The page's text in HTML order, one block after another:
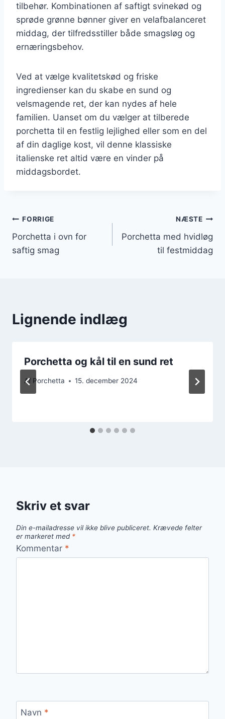
tilbehør. Kombinationen af saftigt svinekød og
sprøde grønne bønner giver en velafbalanceret
middag, der tilfredsstiller både smagsløg og
ernæringsbehov.
Ved at vælge kvalitetskød og friske
ingredienser kan du skabe en sund og
velsmagende ret, der kan nydes af hele
familien. Uanset om du vælger at tilberede
porchetta til en festlig lejlighed eller som en del
af din daglige kost, vil denne klassiske
italienske ret altid være en vinder på
middagsbordet.
Indlægsnavigation
FORRIGE
Porchetta i ovn for
saftig smag
NÆSTE
Porchetta med hvidløg
til festmiddag
Lignende indlæg
Porchetta og kål til en sund ret
Af Porchetta 15. december 2024
Skriv et svar
Din e-mailadresse vil ikke blive publiceret. Krævede felter
er markeret med *
Kommentar *
Navn *